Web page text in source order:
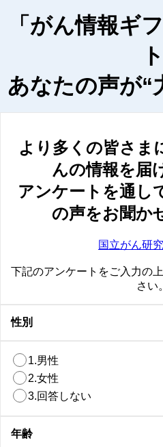
「がん情報ギ
ト
あなたの声が“
より多くの皆さま
んの情報を届
アンケートを通し
の声をお聞か
国立がん研
下記のアンケートをご入力の
さい。
性別
1.男性
2.女性
3.回答しない
年齢